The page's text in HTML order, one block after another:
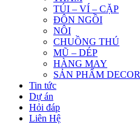
TÚI – VÍ – CẶP
ĐÔN NGỒI
NÔI
CHUỒNG THÚ
MŨ – DÉP
HÀNG MAY
SẢN PHẨM DECOR
Tin tức
Dự án
Hỏi đáp
Liên Hệ